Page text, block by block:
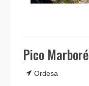
Pico Marboré
Ordesa